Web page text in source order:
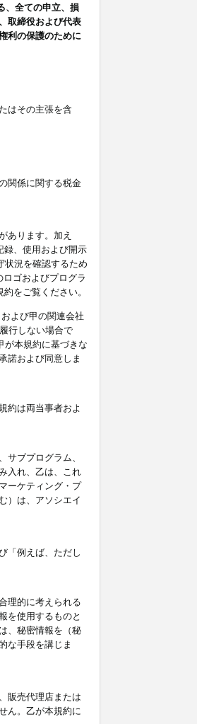
、全ての申立、損
取締役および代表
利の保護のために
はその主張を含
関係に関する税金
あります。加え
録、使用および開示
状況を確認するため
ゴおよびプログラ
をご覧ください。
よび甲の関連会社
行しない場合で
が本規約に基づきな
諾および同意しま
約は両当事者およ
ブプログラム、
入れ、乙は、これ
ーケティング・プ
）は、アソシエイ
「例えば、ただし
理的に考えられる
を使用するものと
、秘密情報を（秘
な手段を講じま
販売代理店または
ん。乙が本規約に